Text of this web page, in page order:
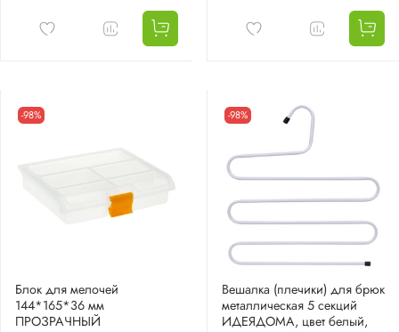
-98%
Блок для мелочей
144*165*36 мм
ПРОЗРАЧНЫЙ
-98%
Вешалка (плечики) для брюк
металлическая 5 секций
ИДЕЯДОМА, цвет белый,